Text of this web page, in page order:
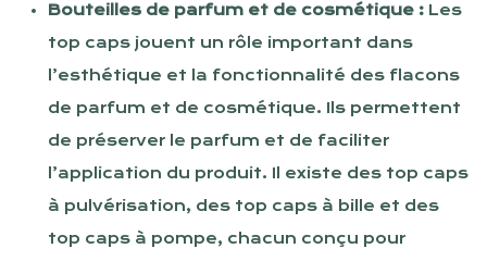
Bouteilles de parfum et de cosmétique : Les
top caps jouent un rôle important dans
l’esthétique et la fonctionnalité des flacons
de parfum et de cosmétique. Ils permettent
de préserver le parfum et de faciliter
l’application du produit. Il existe des top caps
à pulvérisation, des top caps à bille et des
top caps à pompe, chacun conçu pour